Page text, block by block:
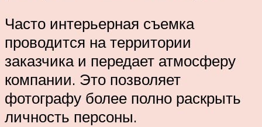
Часто интерьерная съемка
проводится на территории
заказчика и передает атмосферу
компании. Это позволяет
фотографу более полно раскрыть
личность персоны.